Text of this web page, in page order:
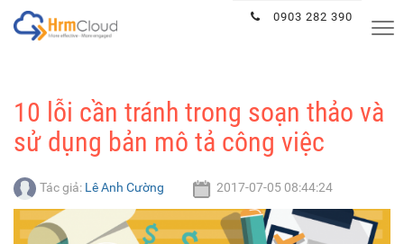
0903 282 390
Hrmcloud
10 lỗi cần tránh trong soạn thảo và
sử dụng bản mô tả công việc
Tác giả: Lê Anh Cường 2017-07-05 08:44:24